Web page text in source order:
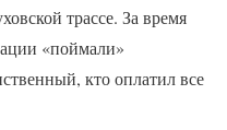
трассе. За время
«поймали»
кто оплатил все